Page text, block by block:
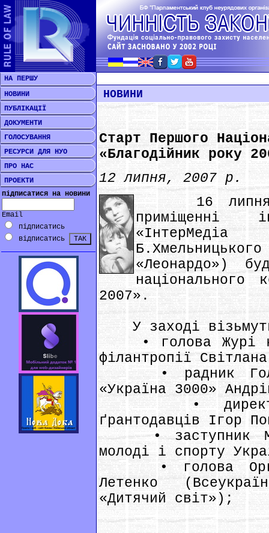
НА ПЕРШУ
НОВИНИ
ПУБЛІКАЦІЇ
ДОКУМЕНТИ
ГОЛОСУВАННЯ
РЕСУРСИ ДЛЯ НУО
ПРО НАС
ПРОЕКТИ
підписатися на новини
Email
підписатись
відписатись
НОВИНИ
Старт Першого
«Благодійник року
12 липня, 2007 р.
16 липня
приміщенні
«Леонардо»)
національного
2007».
У заході
• голова Журі
філантропії
• радник
«Україна 3000»
• директор
ґрантодавців Ігор
• заступник
молоді і спорту
• голова
Летенко
«Дитячий світ»);